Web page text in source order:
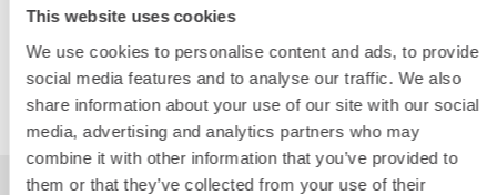
This website uses cookies
We use cookies to personalise content and ads, to provide
social media features and to analyse our traffic. We also
share information about your use of our site with our social
media, advertising and analytics partners who may
combine it with other information that you’ve provided to
them or that they’ve collected from your use of their
VUOKRAA